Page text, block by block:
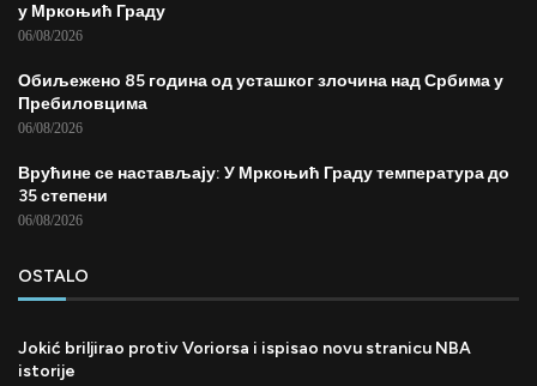
у Мркоњић Граду
06/08/2026
Обиљежено 85 година од усташког злочина над Србима у
Пребиловцима
06/08/2026
Врућине се настављају: У Мркоњић Граду температура до
35 степени
06/08/2026
OSTALO
Jokić briljirao protiv Voriorsa i ispisao novu stranicu NBA
istorije